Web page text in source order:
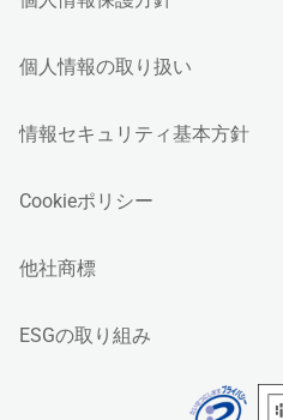
個人情報の取り扱い
情報セキュリティ基本方針
Cookieポリシー
他社商標
ESGの取り組み